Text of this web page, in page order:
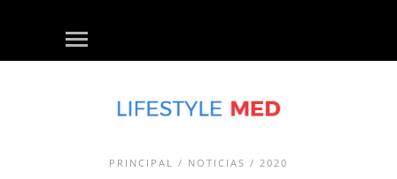
PRINCIPAL / NOTICIAS / 2020